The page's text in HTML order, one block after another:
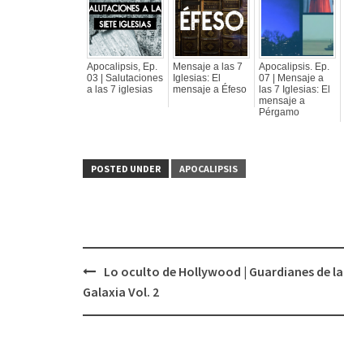
Apocalipsis, Ep.
03 | Salutaciones
a las 7 iglesias
Mensaje a las 7
Iglesias: El
mensaje a Éfeso
Apocalipsis. Ep.
07 | Mensaje a
las 7 Iglesias: El
mensaje a
Pérgamo
POSTED UNDER APOCALIPSIS
Post
Lo oculto de Hollywood | Guardianes de la
Galaxia Vol. 2